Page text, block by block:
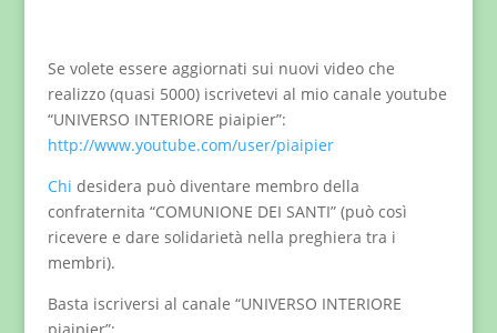
Se volete essere aggiornati sui nuovi video che
realizzo (quasi 5000) iscrivetevi al mio canale youtube
“UNIVERSO INTERIORE piaipier”:
http://www.youtube.com/user/piaipier
Chi desidera può diventare membro della
confraternita “COMUNIONE DEI SANTI” (può così
ricevere e dare solidarietà nella preghiera tra i
membri).
Basta iscriversi al canale “UNIVERSO INTERIORE